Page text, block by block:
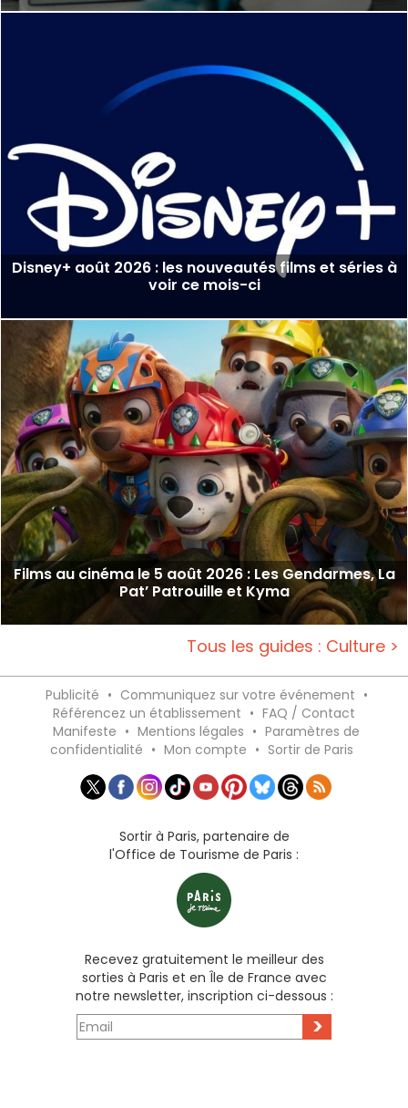
Disney+ août 2026 : les nouveautés films et séries à
voir ce mois-ci
Films au cinéma le 5 août 2026 : Les Gendarmes, La
Pat’ Patrouille et Kyma
Tous les guides : Culture >
Publicité • Communiquez sur votre événement •
Référencez un établissement • FAQ / Contact
Manifeste • Mentions légales • Paramètres de
confidentialité • Mon compte • Sortir de Paris
Sortir à Paris, partenaire de
l'Office de Tourisme de Paris :
Recevez gratuitement le meilleur des
sorties à Paris et en Île de France avec
notre newsletter, inscription ci-dessous :
>